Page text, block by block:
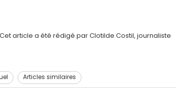
article a été rédigé par Clotilde Costil, journaliste
Articles similaires